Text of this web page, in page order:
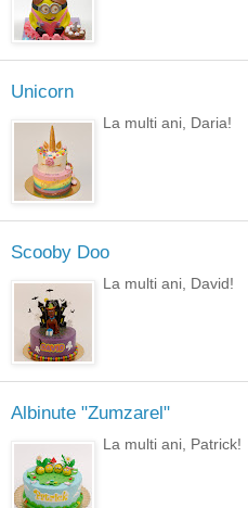
Unicorn
La multi ani, Daria!
Scooby Doo
La multi ani, David!
Albinute "Zumzarel"
La multi ani, Patrick!